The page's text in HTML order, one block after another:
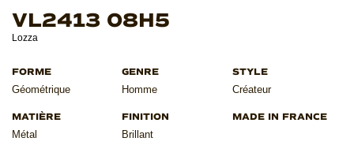
VL2413 08H5
Lozza
Géométrique Homme Créateur
Métal Brillant